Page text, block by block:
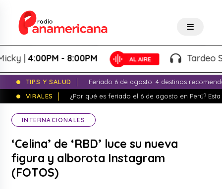
|4:00PM - 8:00PM Tardeo
TIPS Y SALUD
Feriado 6 de agosto: 4 destinos
VIRALES
¿Por qué es feriado el 6 de agosto en Perú?
INTERNACIONALES
‘Celina’ de ‘RBD’ luce su nueva
figura y alborota Instagram
(FOTOS)